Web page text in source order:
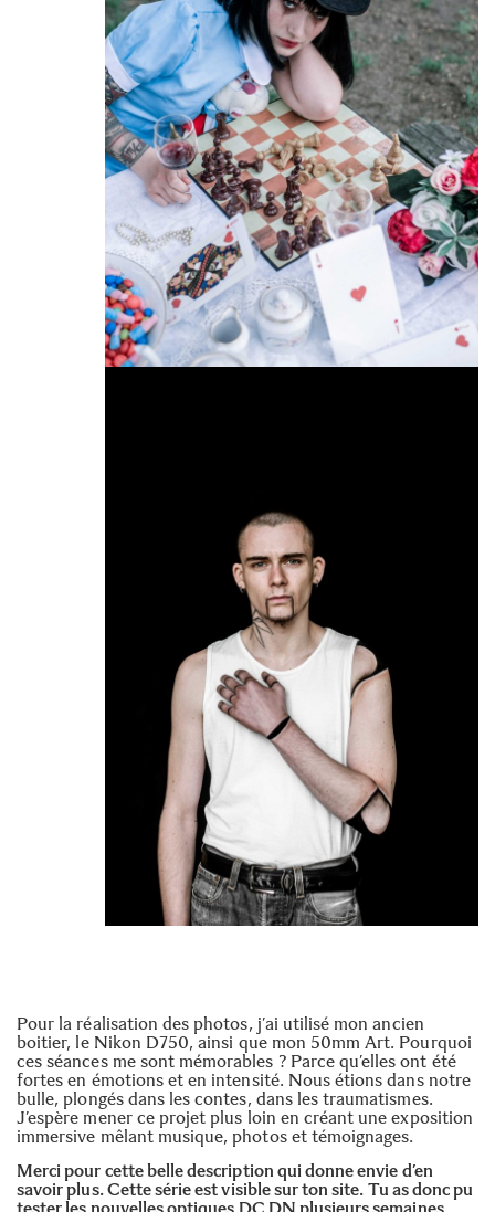
Pour la réalisation des photos, j’ai utilisé mon ancien
boitier, le Nikon D750, ainsi que mon 50mm Art. Pourquoi
ces séances me sont mémorables ? Parce qu’elles ont été
fortes en émotions et en intensité. Nous étions dans notre
bulle, plongés dans les contes, dans les traumatismes.
J’espère mener ce projet plus loin en créant une exposition
immersive mêlant musique, photos et témoignages.
Merci pour cette belle description qui donne envie d’en
savoir plus. Cette série est visiblesur ton site. Tu as donc pu